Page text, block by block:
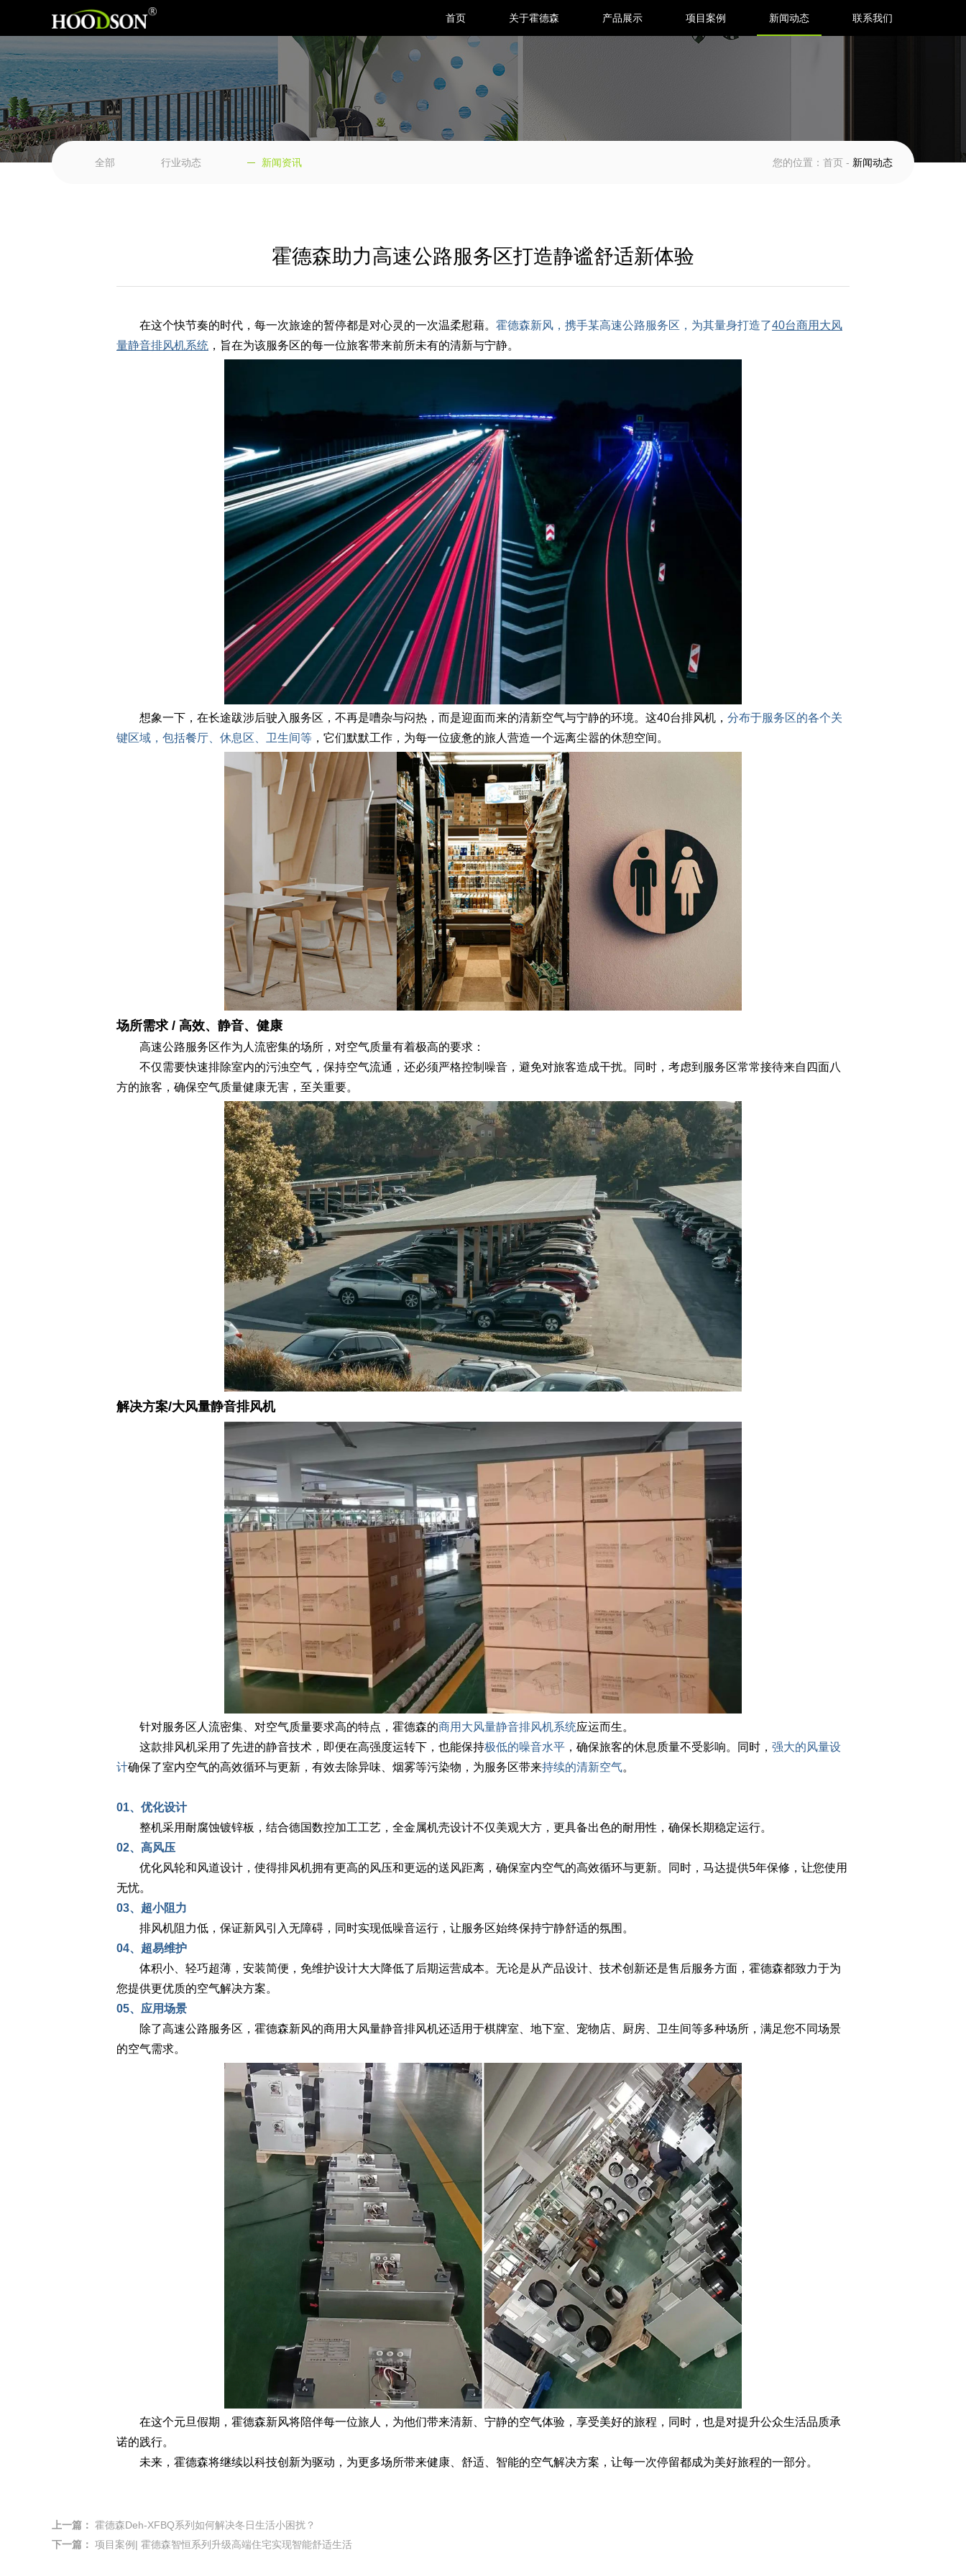
首页 关于霍德森 产品展示
家用新风系统
体机-辉耀系列
体机-净耀系列
体机-臻耀系列
项目案例 新闻动态 联系我们
全部 行业动态 新闻资讯 您的位置： 首页 - 新闻动态
霍德森助力高速公路服务区打造静谧舒适新体验
在这个快节奏的时代，每一次旅途的暂停都是对心灵的一次温柔慰藉。 霍德森新风，携手某高速公路服务区，为其量身打造了40台商用大风
量静音排风机系统 ，旨在为该服务区的每一位旅客带来前所未有的清新与宁静。
想象一下，在长途跋涉后驶入服务区，不再是嘈杂与闷热，而是迎面而来的清新空气与宁静的环境。这40台排风机， 分布于服务区的各个关
键区域，包括餐厅、休息区、卫生间等 ，它们默默工作，为每一位疲惫的旅人营造一个远离尘嚣的休憩空间。
场所需求 / 高效、静音、健康
高速公路服务区作为人流密集的场所，对空气质量有着极高的要求：
不仅需要快速排除室内的污浊空气，保持空气流通，还必须严格控制噪音，避免对旅客造成干扰。同时，考虑到服务区常常接待来自四面八
方的旅客，确保空气质量健康无害，至关重要。
解决方案/大风量静音排风机
针对服务区人流密集、对空气质量要求高的特点，霍德森的商用大风量静音排风机系统应运而生。
这款排风机采用了先进的静音技术，即便在高强度运转下，也能保持极低的噪音水平 ，确保旅客的休息质量不受影响。同时， 强大的风量设
计确保了室内空气的高效循环与更新，有效去除异味、烟雾等污染物，为服务区带来持续的清新空气。
01、优化设计
整机采用耐腐蚀镀锌板，结合德国数控加工工艺，全金属机壳设计不仅美观大方，更具备出色的耐用性，确保长期稳定运行。
02、高风压
优化风轮和风道设计，使得排风机拥有更高的风压和更远的送风距离，确保室内空气的高效循环与更新。同时，马达提供5年保修，让您使用
无忧。
03、超小阻力
排风机阻力低，保证新风引入无障碍，同时实现低噪音运行，让服务区始终保持宁静舒适的氛围。
04、超易维护
体积小、轻巧超薄，安装简便，免维护设计大大降低了后期运营成本。无论是从产品设计、技术创新还是售后服务方面，霍德森都致力于为
您提供更优质的空气解决方案。
05、应用场景
除了高速公路服务区，霍德森新风的商用大风量静音排风机还适用于棋牌室、地下室、宠物店、厨房、卫生间等多种场所，满足您不同场景
的空气需求。
在这个元旦假期，霍德森新风将陪伴每一位旅人，为他们带来清新、宁静的空气体验，享受美好的旅程，同时，也是对提升公众生活品质承
诺的践行。
未来，霍德森将继续以科技创新为驱动，为更多场所带来健康、舒适、智能的空气解决方案，让每一次停留都成为美好旅程的一部分。
上一篇： 霍德森Deh-XFBQ系列如何解决冬日生活小困扰？
下一篇： 项目案例| 霍德森智恒系列升级高端住宅实现智能舒适生活